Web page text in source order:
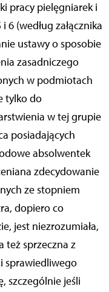
pracy pielęgniarek i
6 (według załącznika
ustawy o sposobie
zasadniczego
w podmiotach
tylko do
w tej grupie
posiadających
absolwentek
zdecydowanie
ze stopniem
dopiero co
jest niezrozumiała,
też sprzeczna z
sprawiedliwego
szczególnie jeśli